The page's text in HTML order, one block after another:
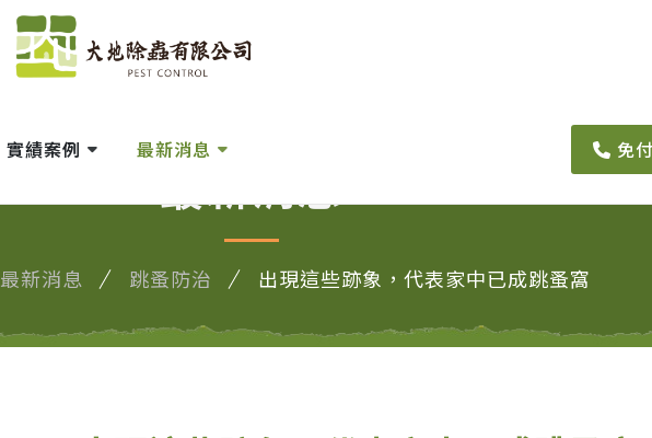
免
實績案例 最新消息
最新消息
最新消息 跳蚤防治 出現這些跡象，代表家中已成跳蚤窩